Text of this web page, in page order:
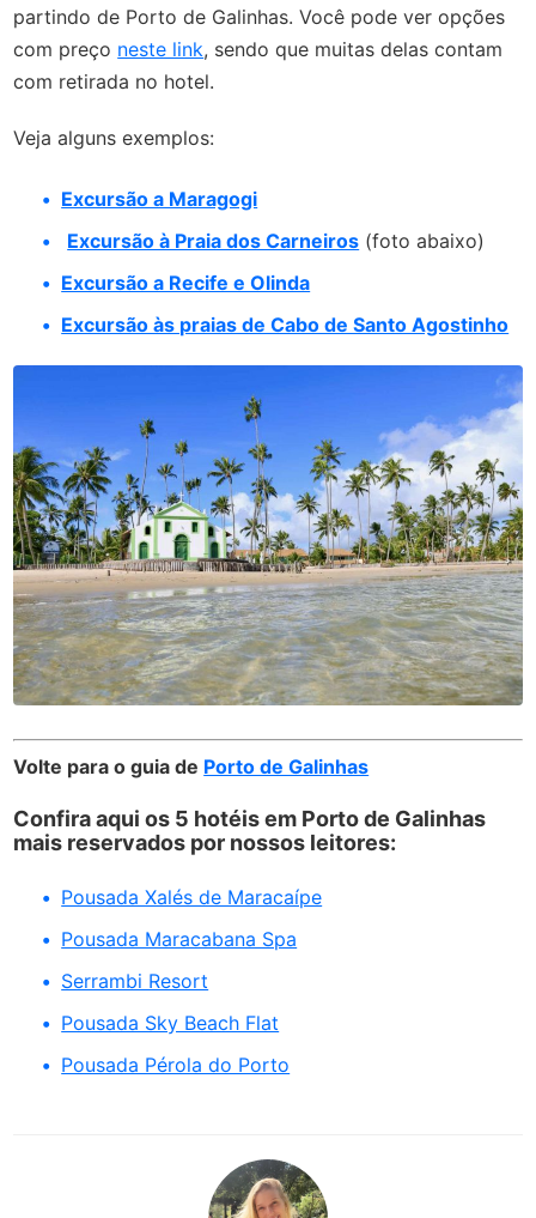
partindo de Porto de Galinhas. Você pode ver opções
com preço neste link, sendo que muitas delas contam
com retirada no hotel.
Veja alguns exemplos:
Excursão a Maragogi
Excursão à Praia dos Carneiros (foto abaixo)
Excursão a Recife e Olinda
Excursão às praias de Cabo de Santo Agostinho
Volte para o guia de Porto de Galinhas
Confira aqui os 5 hotéis em Porto de Galinhas
mais reservados por nossos leitores:
Pousada Xalés de Maracaípe
Pousada Maracabana Spa
Serrambi Resort
Pousada Sky Beach Flat
Pousada Pérola do Porto